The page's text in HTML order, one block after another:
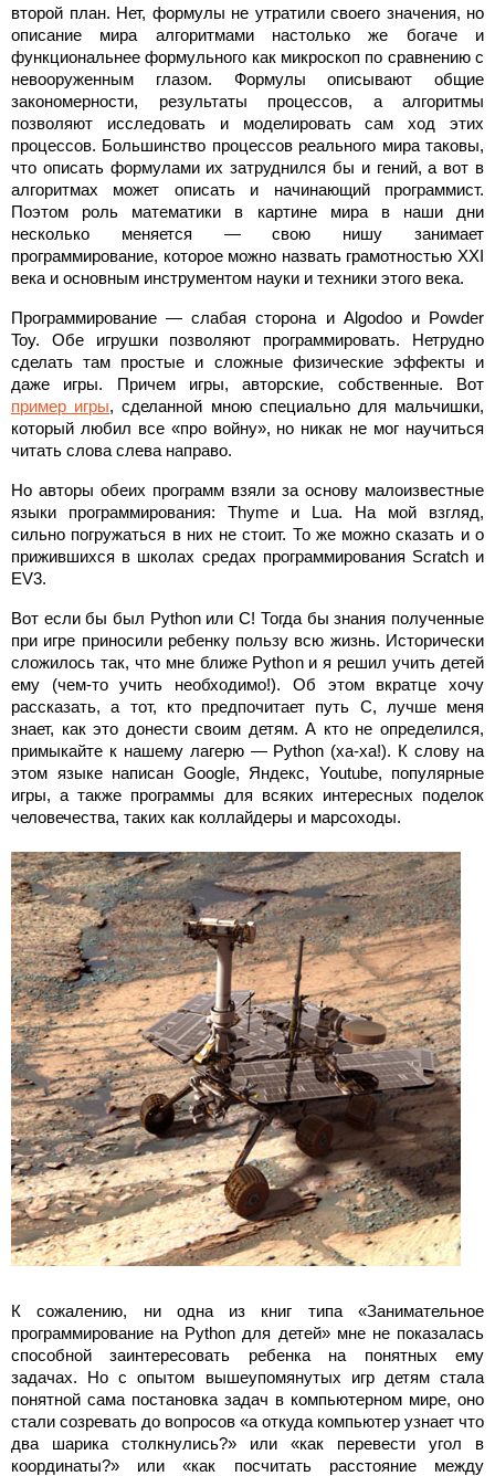
второй план. Нет, формулы не утратили своего значения, но
описание мира алгоритмами настолько же богаче и
функциональнее формульного как микроскоп по сравнению с
невооруженным глазом. Формулы описывают общие
закономерности, результаты процессов, а алгоритмы
позволяют исследовать и моделировать сам ход этих
процессов. Большинство процессов реального мира таковы,
что описать формулами их затруднился бы и гений, а вот в
алгоритмах может описать и начинающий программист.
Поэтом роль математики в картине мира в наши дни
несколько меняется — свою нишу занимает
программирование, которое можно назвать грамотностью XXI
века и основным инструментом науки и техники этого века.
Программирование — слабая сторона и Algodoo и Powder
Toy. Обе игрушки позволяют программировать. Нетрудно
сделать там простые и сложные физические эффекты и
даже игры. Причем игры, авторские, собственные. Вот
пример игры, сделанной мною специально для мальчишки,
который любил все «про войну», но никак не мог научиться
читать слова слева направо.
Но авторы обеих программ взяли за основу малоизвестные
языки программирования: Thyme и Lua. На мой взгляд,
сильно погружаться в них не стоит. То же можно сказать и о
прижившихся в школах средах программирования Scratch и
EV3.
Вот если бы был Python или C! Тогда бы знания полученные
при игре приносили ребенку пользу всю жизнь. Исторически
сложилось так, что мне ближе Python и я решил учить детей
ему (чем-то учить необходимо!). Об этом вкратце хочу
рассказать, а тот, кто предпочитает путь C, лучше меня
знает, как это донести своим детям. А кто не определился,
примыкайте к нашему лагерю — Python (ха-ха!). К слову на
этом языке написан Google, Яндекс, Youtube, популярные
игры, а также программы для всяких интересных поделок
человечества, таких как коллайдеры и марсоходы.
К сожалению, ни одна из книг типа «Занимательное
программирование на Python для детей» мне не показалась
способной заинтересовать ребенка на понятных ему
задачах. Но с опытом вышеупомянутых игр детям стала
понятной сама постановка задач в компьютерном мире, оно
стали созревать до вопросов «а откуда компьютер узнает что
два шарика столкнулись?» или «как перевести угол в
координаты?» или «как посчитать расстояние между